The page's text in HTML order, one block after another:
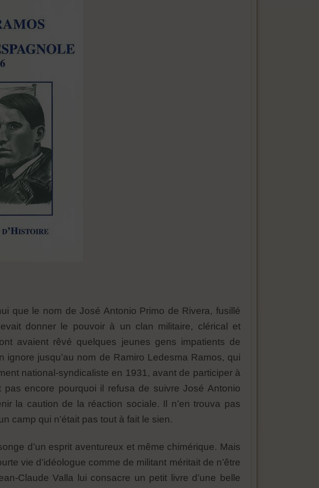
que le nom de José Antonio Primo de Rivera, fusillé
donner le pouvoir à un clan militaire, clérical et
avaient rêvé quelques jeunes gens impatients de
jusqu’au nom de Ramiro Ledesma Ramos, qui
national-syndicaliste en 1931, avant de participer à
encore pourquoi il refusa de suivre José Antonio
la caution de la réaction sociale. Il n’en trouva pas
camp qui n’était pas tout à fait le sien.
d’un esprit aventureux et même chimérique. Mais
vie d’idéologue comme de militant méritait de n’être
Claude Valla lui consacre un petit livre d’une belle